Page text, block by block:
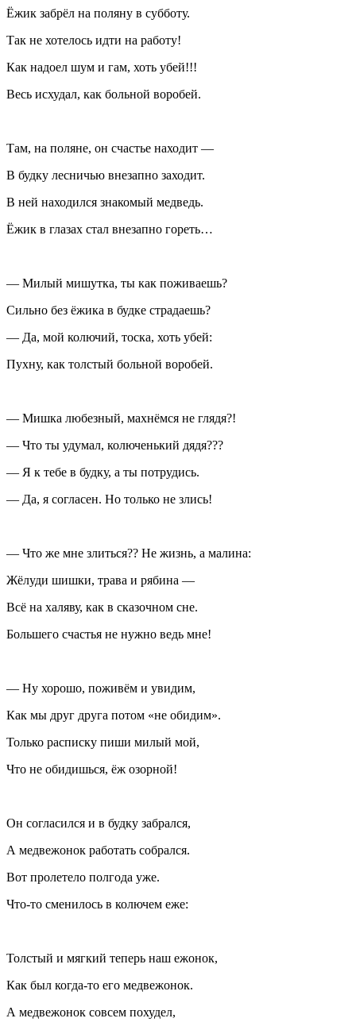
Ёжик забрёл на поляну в субботу.
Так не хотелось идти на работу!
Как надоел шум и гам, хоть убей!!!
Весь исхудал, как больной воробей.
Там, на поляне, он счастье находит —
В будку лесничью внезапно заходит.
В ней находился знакомый медведь.
Ёжик в глазах стал внезапно гореть…
— Милый мишутка, ты как поживаешь?
Сильно без ёжика в будке страдаешь?
— Да, мой колючий, тоска, хоть убей:
Пухну, как толстый больной воробей.
— Мишка любезный, махнёмся не глядя?!
— Что ты удумал, колюченький дядя???
— Я к тебе в будку, а ты потрудись.
— Да, я согласен. Но только не злись!
— Что же мне злиться?? Не жизнь, а малина:
Жёлуди шишки, трава и рябина —
Всё на халяву, как в сказочном сне.
Большего счастья не нужно ведь мне!
— Ну хорошо, поживём и увидим,
Как мы друг друга потом «не обидим».
Только расписку пиши милый мой,
Что не обидишься, ёж озорной!
Он согласился и в будку забрался,
А медвежонок работать собрался.
Вот пролетело полгода уже.
Что-то сменилось в колючем еже:
Толстый и мягкий теперь наш ежонок,
Как был когда-то его медвежонок.
А медвежонок совсем похудел,